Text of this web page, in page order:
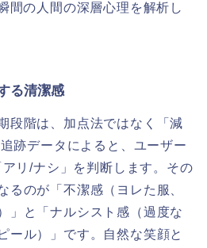
間の人間の深層心理を解析し
る清潔感
段階は、加点法ではなく「減
跡データによると、ユーザー
リ/ナシ」を判断します。その
るのが「不潔感（ヨレた服、
」と「ナルシスト感（過度な
ール）」です。自然な笑顔と